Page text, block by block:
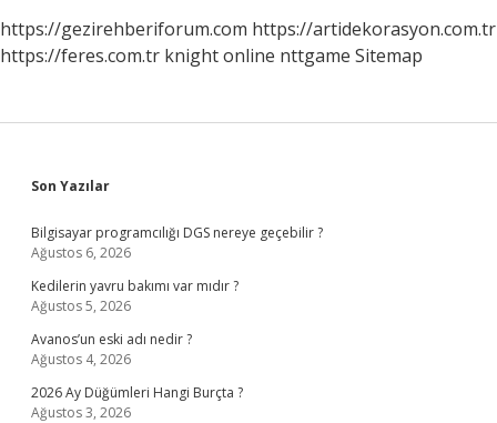
https://gezirehberiforum.com https://artidekorasyon.com.tr
https://feres.com.tr knight online nttgame Sitemap
Sidebar
Son Yazılar
Bilgisayar programcılığı DGS nereye geçebilir ?
Ağustos 6, 2026
Kedilerin yavru bakımı var mıdır ?
Ağustos 5, 2026
Avanos’un eski adı nedir ?
Ağustos 4, 2026
2026 Ay Düğümleri Hangi Burçta ?
Ağustos 3, 2026